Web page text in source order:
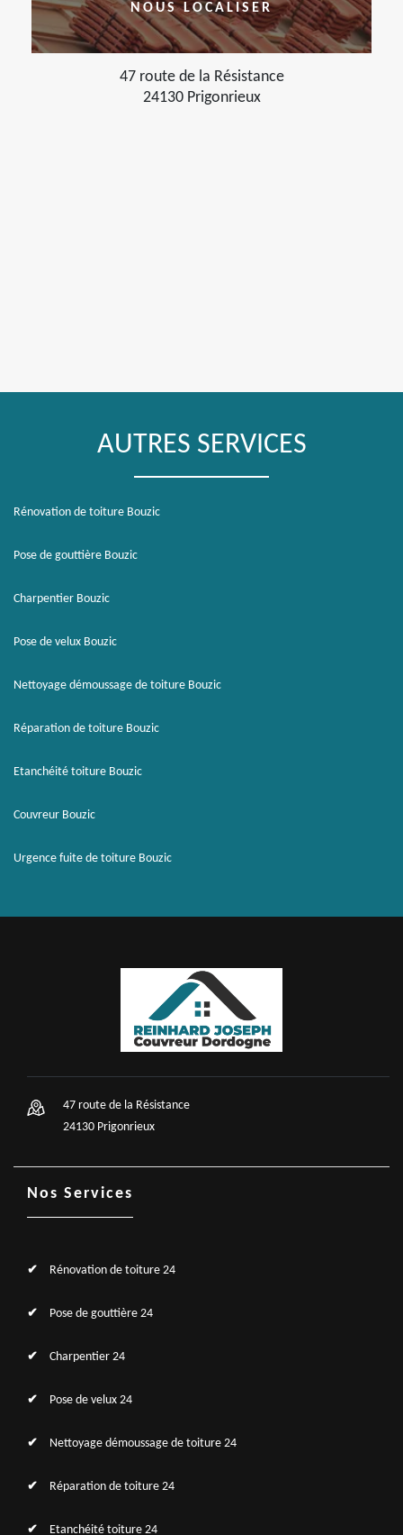
NOUS LOCALISER
47 route de la Résistance
24130 Prigonrieux
AUTRES SERVICES
Rénovation de toiture Bouzic
Pose de gouttière Bouzic
Charpentier Bouzic
Pose de velux Bouzic
Nettoyage démoussage de toiture Bouzic
Réparation de toiture Bouzic
Etanchéité toiture Bouzic
Couvreur Bouzic
Urgence fuite de toiture Bouzic
47 route de la Résistance
24130 Prigonrieux
Nos Services
Rénovation de toiture 24
Pose de gouttière 24
Charpentier 24
Pose de velux 24
Nettoyage démoussage de toiture 24
Réparation de toiture 24
Etanchéité toiture 24